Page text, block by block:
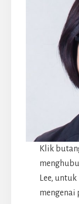
Klik
Lee,
mengenai